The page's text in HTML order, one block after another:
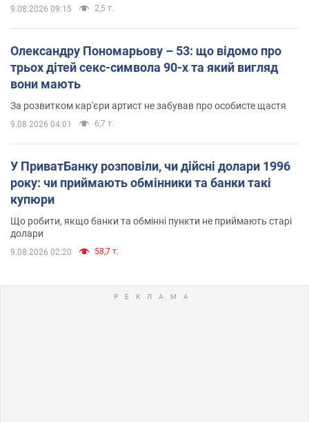
9.08.2026 09:15 2,5 т.
Олександру Пономарьову – 53: що відомо про
трьох дітей секс-символа 90-х та який вигляд
вони мають
За розвитком кар'єри артист не забував про особисте щастя
9.08.2026 04:01 6,7 т.
У ПриватБанку розповіли, чи дійсні долари 1996
року: чи приймають обмінники та банки такі
купюри
Що робити, якщо банки та обмінні пункти не приймають старі
долари
9.08.2026 02:20 58,7 т.